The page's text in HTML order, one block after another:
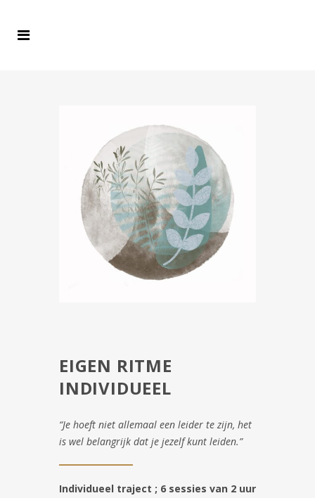
EIGEN RITME
INDIVIDUEEL
“Je hoeft niet allemaal een leider te zijn, het
is wel belangrijk dat je jezelf kunt leiden.”
Individueel traject ; 6 sessies van 2 uur